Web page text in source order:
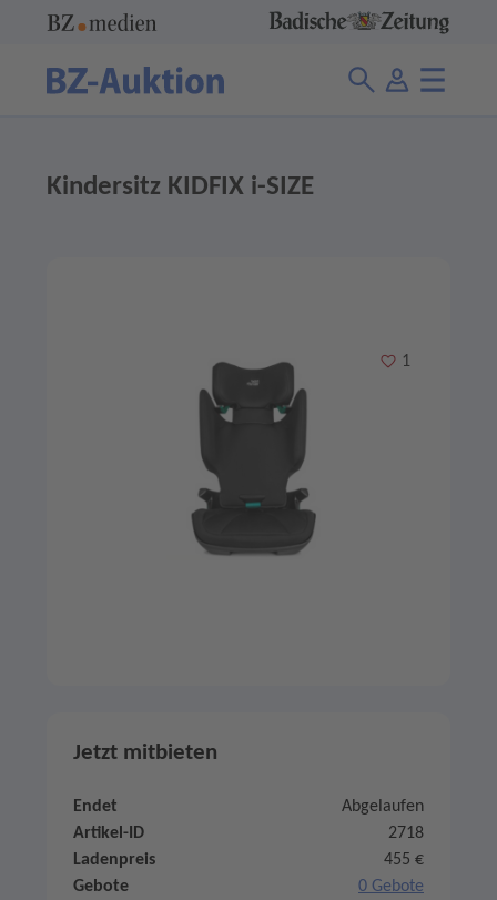
Kindersitz KIDFIX i-SIZE
Merken
1
Jetzt mitbieten
Endet
Abgelaufen
Artikel-ID
2718
Ladenpreis
455 €
Gebote
0 Gebote